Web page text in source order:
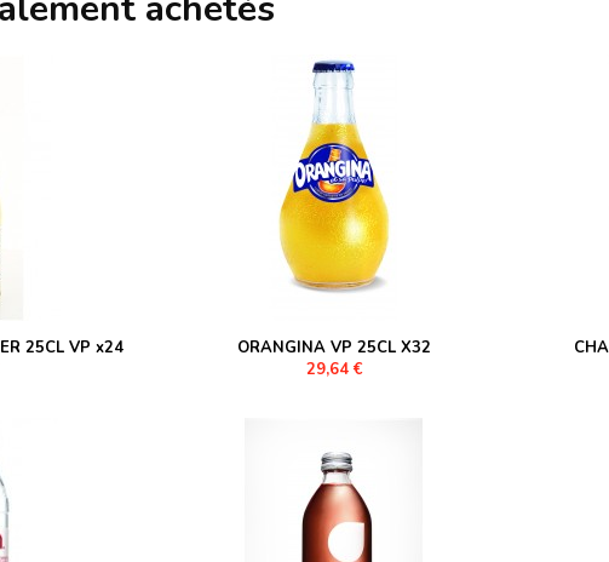
25CL VP x24
ORANGINA VP 25CL X32
29,64 €